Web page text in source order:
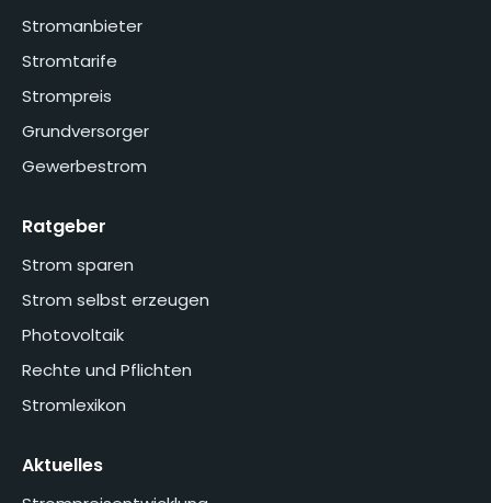
Stromanbieter
Stromtarife
Strompreis
Grundversorger
Gewerbestrom
Ratgeber
Strom sparen
Strom selbst erzeugen
Photovoltaik
Rechte und Pflichten
Stromlexikon
Aktuelles